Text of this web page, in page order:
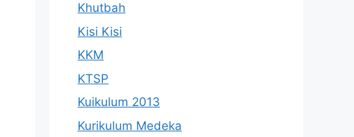
Khutbah
Kisi Kisi
KKM
KTSP
Kuikulum 2013
Kurikulum Medeka